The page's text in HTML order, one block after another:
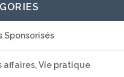
Sponsorisés
affaires, Vie pratique